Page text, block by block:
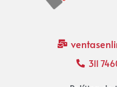
311